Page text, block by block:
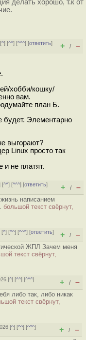
делать хорошо, т.к от
^] [^^] [^^^] [ответить]
+ / –
хобби/кошку/
вам.
план Б.
будет. Элементарно
выгорают?
Linux просто так
не платят.
[^^] [^^^] [ответить]
+ / –
написанием
большой текст свёрнут,
[^] [^^] [^^^] [ответить]
+ / –
ЖПЛ Зачем меня
текст свёрнут,
[^] [^^] [^^^]
+ / –
либо так, либо никак
текст свёрнут,
[^] [^^] [^^^]
+ / –